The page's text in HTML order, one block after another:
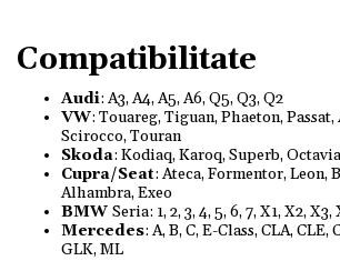
Compatibilitate
Audi: A3, A4, A5, A6, Q5, Q3, Q2
VW: Touareg, Tiguan, Phaeton,
Scirocco, Touran
Skoda: Kodiaq, Karoq, Superb,
Cupra/Seat: Ateca, Formentor, Leon,
Alhambra, Exeo
BMW Seria: 1, 2, 3, 4, 5, 6, 7, X1, X2, X3,
Mercedes: A, B, C, E-Class, CLA, CLE,
GLK, ML